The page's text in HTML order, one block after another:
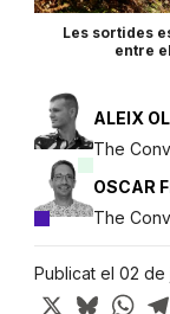
Les sortides
entre
ALEIX
The
OSCAR
The
Publicat el 02 de
X Bluesky